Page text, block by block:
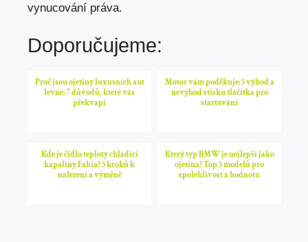
vynucování práva.
Doporučujeme:
Proč jsou ojetiny luxusních aut
levné: 7 důvodů, které vás
překvapí
Motor vám poděkuje: 5 výhod a
nevýhod stisku tlačítka pro
startování
Kde je čidlo teploty chladící
kapaliny Fabia? 5 kroků k
nalezení a výměně
Který typ BMW je nejlepší jako
ojetina? Top 5 modelů pro
spolehlivost a hodnotu